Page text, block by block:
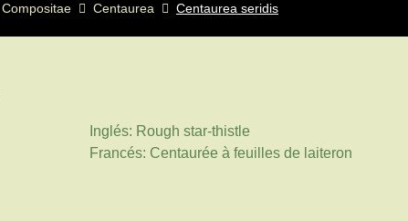
Compositae Centaurea Centaurea seridis
Inglés: Rough star-thistle
Francés: Centaurée à feuilles de laiteron